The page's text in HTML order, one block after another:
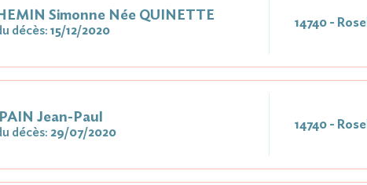
Simonne Née QUINETTE
décès: 15/12/2020
14740 - Rosel
Jean-Paul
décès: 29/07/2020
14740 - Rosel